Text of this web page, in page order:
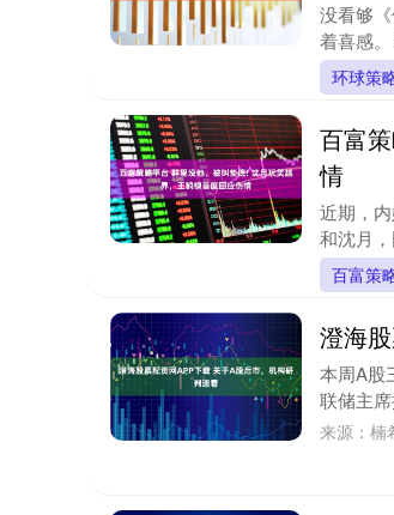
没看够
着喜感
环球策
百富
情
近期，
和沈月
百富策
澄海
本周A股
联储主
来源：楠